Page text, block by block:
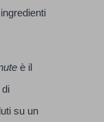
è il
di
su un